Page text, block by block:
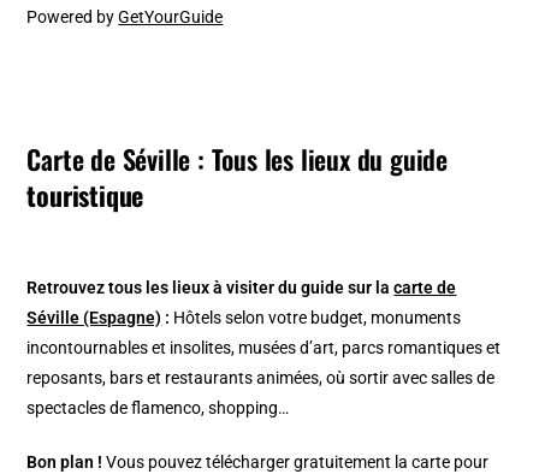
Powered byGetYourGuide
Carte de Séville : Tous les lieux du guide
touristique
Retrouvez tous les lieux à visiter du guide sur lacarte de
Séville (Espagne) : Hôtels selon votre budget, monuments
incontournables et insolites, musées d’art, parcs romantiques et
reposants, bars et restaurants animées, où sortir avec salles de
spectacles de flamenco, shopping…
Bon plan ! Vous pouvez télécharger gratuitement la carte pour